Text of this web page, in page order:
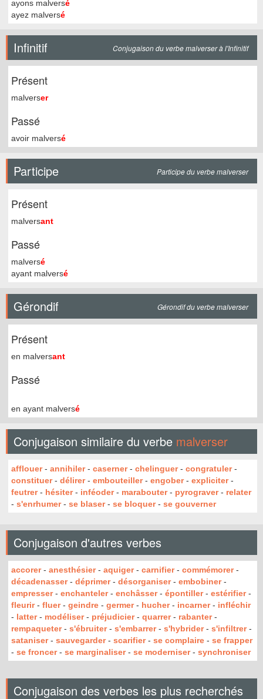
ayons malversé
ayez malversé
Infinitif Conjugaison du verbe malverser à l'Infinitif
Présent
malverser
Passé
avoir malversé
Participe Participe du verbe malverser
Présent
malversant
Passé
malversé
ayant malversé
Gérondif Gérondif du verbe malverser
Présent
en malversant
Passé
en ayant malversé
Conjugaison similaire du verbe malverser
afflouer- annihiler- caserner- chelinguer- congratuler-
constituer- délirer- embouteiller- engober- expliciter-
feutrer- hésiter- inféoder- marabouter- pyrograver- relater
- s'enrhumer- se blaser- se bloquer- se gouverner
Conjugaison d'autres verbes
accorer- anesthésier- aquiger- carnifier- commémorer-
décadenasser- déprimer- désorganiser- embobiner-
empresser- enchanteler- enchâsser- épontiller- estérifier-
fleurir- fluer- geindre - germer- hucher- incarner- infléchir
- latter- modéliser- préjudicier- quarrer- rabanter-
rempaqueter- s'ébruiter- s'embarrer- s'hybrider- s'infiltrer-
sataniser- sauvegarder- scarifier- se complaire - se frapper
- se froncer- se marginaliser- se moderniser- synchroniser
Conjugaison des verbes les plus recherchés